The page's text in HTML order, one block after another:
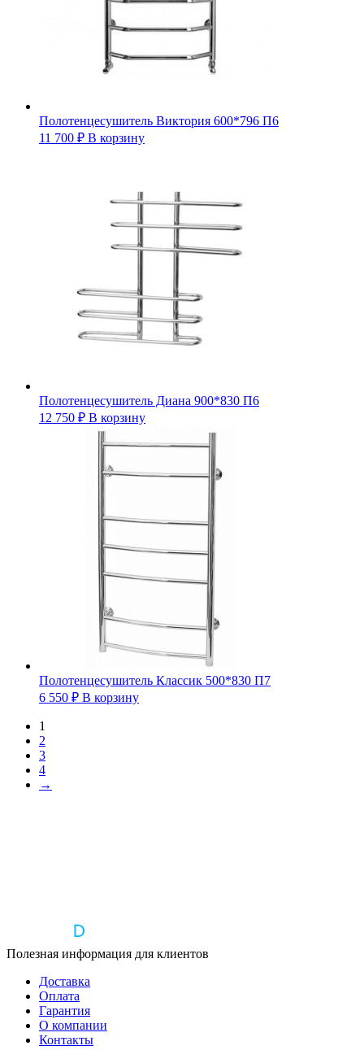
Полотенцесушитель Виктория 600*796 П6
11 700 ₽ В корзину
Полотенцесушитель Диана 900*830 П6
12 750 ₽ В корзину
Полотенцесушитель Классик 500*830 П7
6 550 ₽ В корзину
1
2
3
4
→
Полезная информация для клиентов
Доставка
Оплата
Гарантия
О компании
Контакты